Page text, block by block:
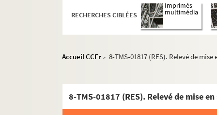
RECHERCHES CIBLÉES
Imprimés
multimédia
Accueil CCFr > 8-TMS-01817 (RES). Relevé de mise
8-TMS-01817 (RES). Relevé de mise en
Tristan Bernard. Le poulailler : comédie en 3
Henri Mathonnet de Saint Georges. La
Auguste Achaume, Marcel Nancey. Une
Louis Verneuil. Pour avoir Adrienne :
Léon Xanrof, Michel Carré. Pour être aimée